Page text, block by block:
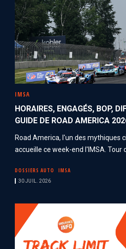
IMSA
HORAIRES, ENGAGÉS, BOP,
GUIDE DE ROAD AMERICA
Road America, l'un des mythiques
accueille ce week-end l'IMSA. Tour
DOSSIERS AUTO IMSA
30 JUIL. 2026